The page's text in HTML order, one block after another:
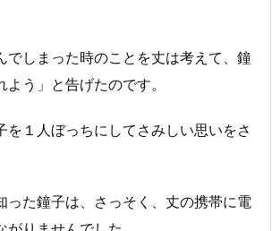
でしまった時のことを丈は考えて、鐘
う」と告げたのです。
を１人ぼっちにしてさみしい思いをさ
った鐘子は、さっそく、丈の携帯に電